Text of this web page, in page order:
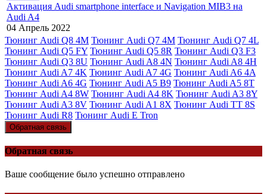
Активация Audi smartphone interface и Navigation MIB3 на
Audi A4
04 Апрель 2022
Тюнинг Audi Q8 4M Тюнинг Audi Q7 4M Тюнинг Audi Q7 4L
Тюнинг Audi Q5 FY Тюнинг Audi Q5 8R Тюнинг Audi Q3 F3
Тюнинг Audi Q3 8U Тюнинг Audi A8 4N Тюнинг Audi A8 4H
Тюнинг Audi A7 4K Тюнинг Audi A7 4G Тюнинг Audi A6 4A
Тюнинг Audi A6 4G Тюнинг Audi A5 B9 Тюнинг Audi A5 8T
Тюнинг Audi A4 8W Тюнинг Audi A4 8K Тюнинг Audi A3 8Y
Тюнинг Audi A3 8V Тюнинг Audi A1 8X Тюнинг Audi TT 8S
Тюнинг Audi R8 Тюнинг Audi E Tron
Обратная связь
Обратная связь
Ваше сообщение было успешно отправлено